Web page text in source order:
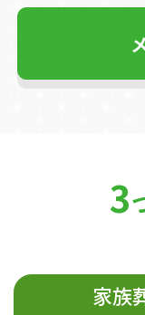
3
家族